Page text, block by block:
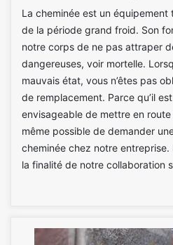
La cheminée est un équipement
de la période grand froid. Son
notre corps de ne pas attraper
dangereuses, voir mortelle.
mauvais état, vous n’êtes pas
de remplacement. Parce qu’il
envisageable de mettre en
même possible de demander
cheminée chez notre
la finalité de notre collaboration